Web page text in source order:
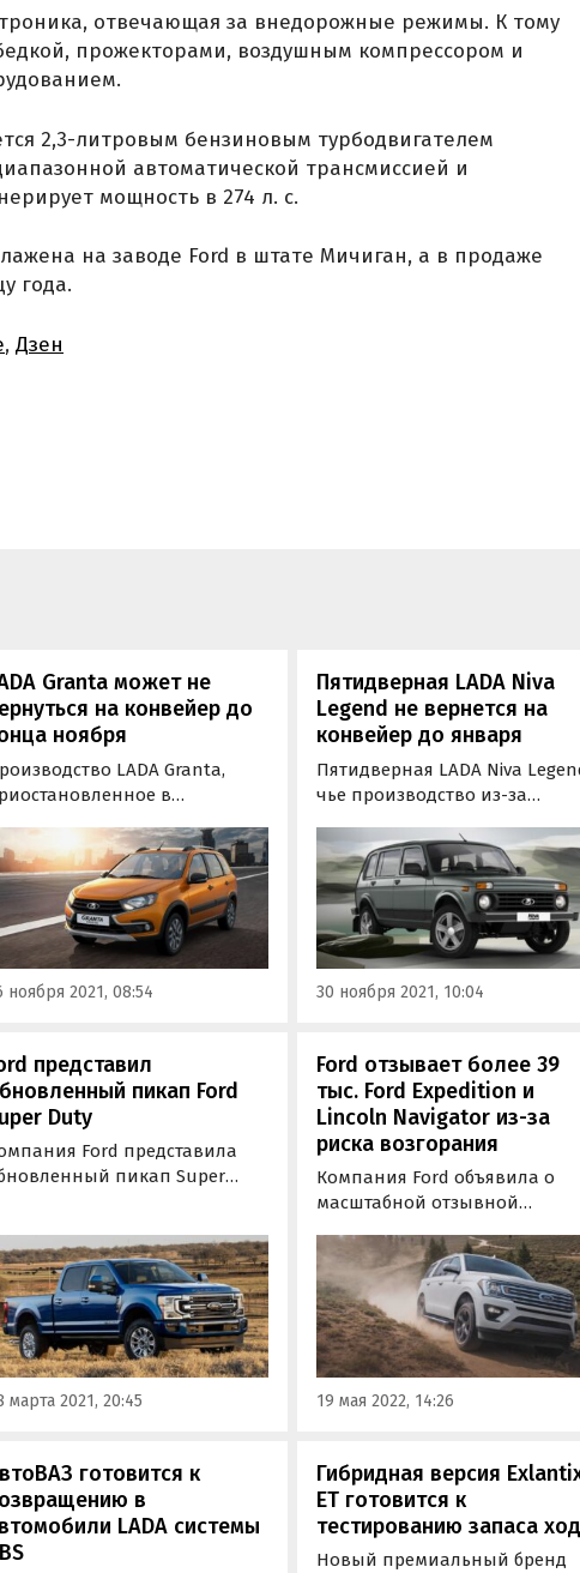
отвечающая за внедорожные режимы. К тому
прожекторами, воздушным компрессором и
2,3-литровым бензиновым турбодвигателем
автоматической трансмиссией и
мощность в 274 л. с.
на заводе Ford в штате Мичиган, а в продаже
года.
, Дзен
Granta может не
на конвейер до
ноября
LADA Granta,
в
компонентов,
простаивать как
до конца месяца. По
данным
«Нетипичный
в соцсети
уже
ноября 2021, 08:54
Пятидверная LADA Niva
Legend не вернется на
конвейер до января
Пятидверная LADA Niva
чье производство из-за
прекращено еще в октябре,
вернется на конвейер
минимум до января 2022
30 ноября 2021, 10:04
представил
пикап Ford
Duty
Ford представила
пикап Super
грузовичку
стайлинг
новые варианты
салона и передовой
комплекс
поколения.
марта 2021, 20:45
Ford отзывает более 39
тыс. Ford Expedition и
Lincoln Navigator из-за
риска возгорания
Компания Ford объявила о
масштабной отзывной
возгорания автомобилей.
отзыв в США попали почти
тысяч внедорожников Ford
Expedition и Lincoln Navigator
2021 модельного года.
19 мая 2022, 14:26
готовится к
в
LADA системы
Гибридная версия
ЕТ готовится к
тестированию запаса
Новый премиальный бренд